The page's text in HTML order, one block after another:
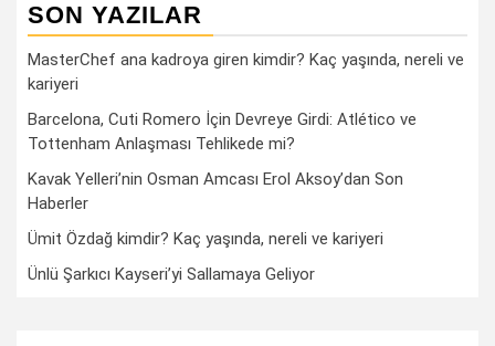
SON YAZILAR
MasterChef ana kadroya giren kimdir? Kaç yaşında, nereli ve
kariyeri
Barcelona, Cuti Romero İçin Devreye Girdi: Atlético ve
Tottenham Anlaşması Tehlikede mi?
Kavak Yelleri’nin Osman Amcası Erol Aksoy’dan Son
Haberler
Ümit Özdağ kimdir? Kaç yaşında, nereli ve kariyeri
Ünlü Şarkıcı Kayseri’yi Sallamaya Geliyor